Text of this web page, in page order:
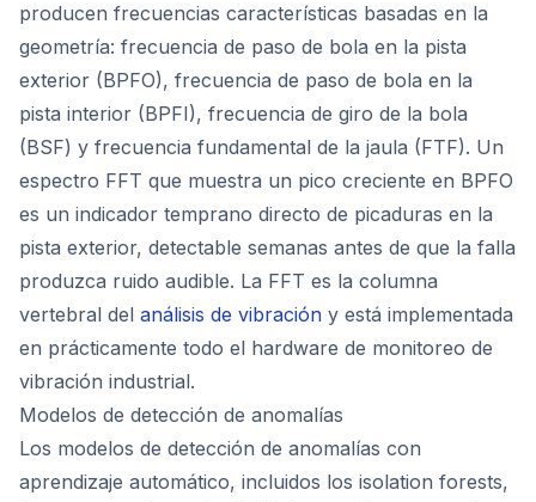
producen frecuencias características basadas en la
geometría: frecuencia de paso de bola en la pista
exterior (BPFO), frecuencia de paso de bola en la
pista interior (BPFI), frecuencia de giro de la bola
(BSF) y frecuencia fundamental de la jaula (FTF). Un
espectro FFT que muestra un pico creciente en BPFO
es un indicador temprano directo de picaduras en la
pista exterior, detectable semanas antes de que la falla
produzca ruido audible. La FFT es la columna
vertebral del análisis de vibración y está implementada
en prácticamente todo el hardware de monitoreo de
vibración industrial.
Modelos de detección de anomalías
Los modelos de detección de anomalías con
aprendizaje automático, incluidos los isolation forests,